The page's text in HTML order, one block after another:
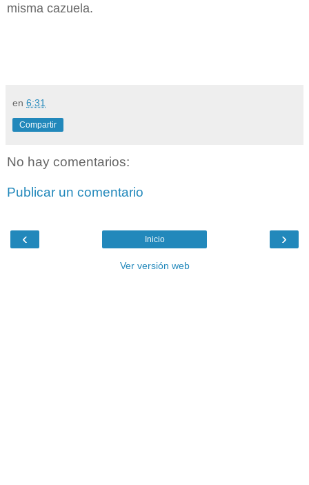
misma cazuela.
en 6:31
Compartir
No hay comentarios:
Publicar un comentario
‹ ›
Inicio
Ver versión web